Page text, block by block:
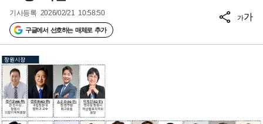
기사등록 2026/02/21 10:58:50
구글에서 선호하는 매체로 추가
가가